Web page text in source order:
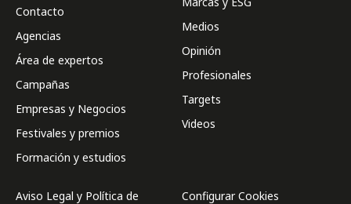
Contacto
Agencias
Área de expertos
Campañas
Empresas y Negocios
Festivales y premios
Formación y estudios
Medios
Opinión
Profesionales
Targets
Videos
Aviso Legal y Política de
Configurar Cookies